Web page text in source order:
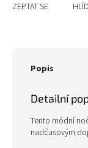
ZEPTAT SE
Popis
Detailní
Tento módní
nadčasovým